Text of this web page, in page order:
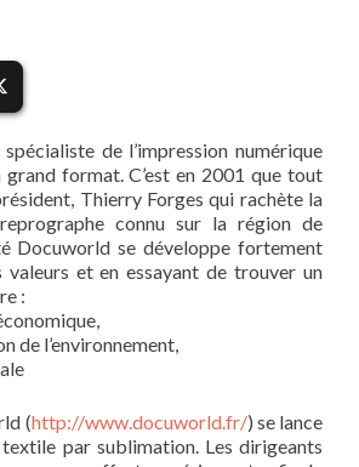
de l’impression numérique
grand format. C’est en 2001 que tout
Thierry Forges qui rachète la
connu sur la région de
Docuworld se développe fortement
valeurs et en essayant de trouver un
:
de l’environnement,
(http://www.docuworld.fr/) se lance
textile par sublimation. Les dirigeants